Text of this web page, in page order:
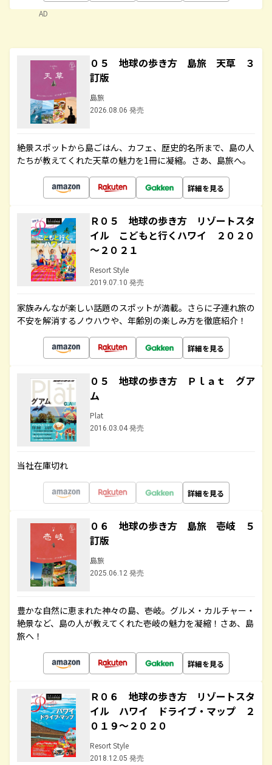
AD
０５ 地球の歩き方 島旅 天草 ３
訂版
島旅
2026.08.06 発売
絶景スポットから島ごはん、カフェ、歴史的名所まで、島の人
たちが教えてくれた天草の魅力を1冊に凝縮。さあ、島旅へ。
詳細を見る
Ｒ０５ 地球の歩き方 リゾートスタ
イル こどもと行くハワイ ２０２０
～２０２１
Resort Style
2019.07.10 発売
家族みんなが楽しい話題のスポットが満載。さらに子連れ旅の
不安を解消するノウハウや、年齢別の楽しみ方を徹底紹介！
詳細を見る
０５ 地球の歩き方 Ｐｌａｔ グア
ム
Plat
2016.03.04 発売
当社在庫切れ
詳細を見る
０６ 地球の歩き方 島旅 壱岐 ５
訂版
島旅
2025.06.12 発売
豊かな自然に恵まれた神々の島、壱岐。グルメ・カルチャー・
絶景など、島の人が教えてくれた壱岐の魅力を凝縮！さあ、島
旅へ！
詳細を見る
Ｒ０６ 地球の歩き方 リゾートスタ
イル ハワイ ドライブ・マップ ２
０１９～２０２０
Resort Style
2018.12.05 発売